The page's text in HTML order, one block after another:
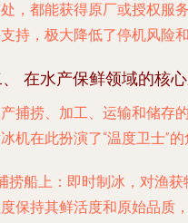
，都能获得原厂或授权服
持，极大降低了停机风险和
在水产保鲜领域的核
捕捞、加工、运输和储存
机在此扮演了“温度卫士”的
捞船上 ：即时制冰，对渔
保持其鲜活度和原始品质